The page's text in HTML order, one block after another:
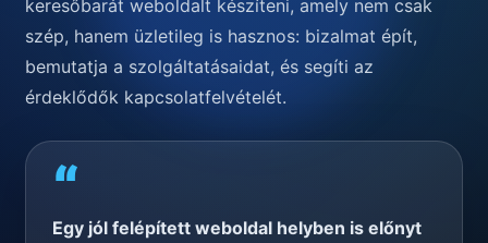
keresőbarát weboldalt készíteni, amely nem csak
szép, hanem üzletileg is hasznos: bizalmat épít,
bemutatja a szolgáltatásaidat, és segíti az
érdeklődők kapcsolatfelvételét.
“
Egy jól felépített weboldal helyben is előnyt